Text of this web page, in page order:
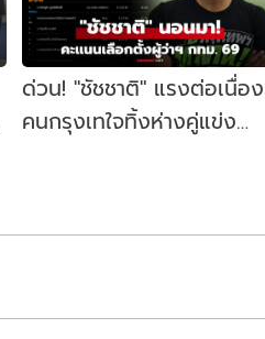
ด่วน! "ชัชชาติ" แรงต่อเนื่อง
คนกรุงเทใจทิ้งห่างคู่แข่ง